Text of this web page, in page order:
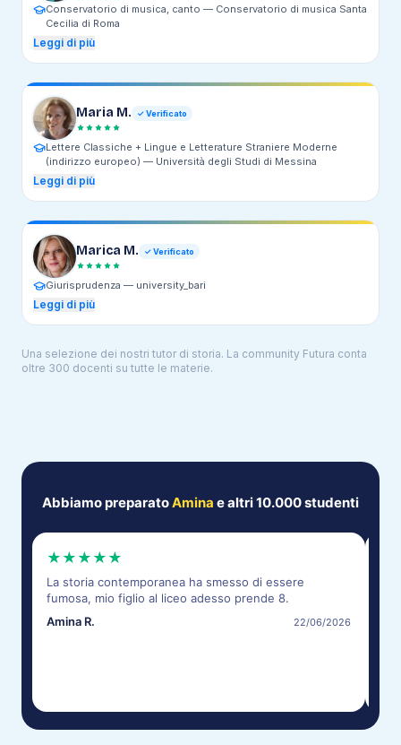
Conservatorio di musica, canto — Conservatorio di musica Santa
Cecilia di Roma
Leggi di più
Maria M. ✓ Verificato
Lettere Classiche + Lingue e Letterature Straniere Moderne
(indirizzo europeo) — Università degli Studi di Messina
Leggi di più
Marica M. ✓ Verificato
Giurisprudenza — university_bari
Leggi di più
Una selezione dei nostri tutor di storia. La community Futura conta
oltre 300 docenti su tutte le materie.
Abbiamo preparatoAmina e altri 10.000 studenti
★ ★ ★ ★ ★
La storia contemporanea ha smesso di essere
fumosa, mio figlio al liceo adesso prende 8.
Amina R.
22/06/2026